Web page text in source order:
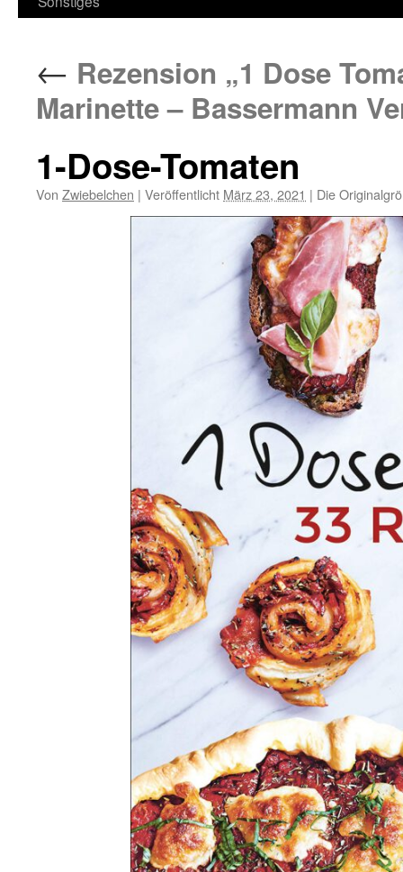
← Rezension „1 Dose
Marinette – Bassermann
1-Dose-Tomaten
Von Zwiebelchen | Veröffentlicht März 23, 2021 | Die